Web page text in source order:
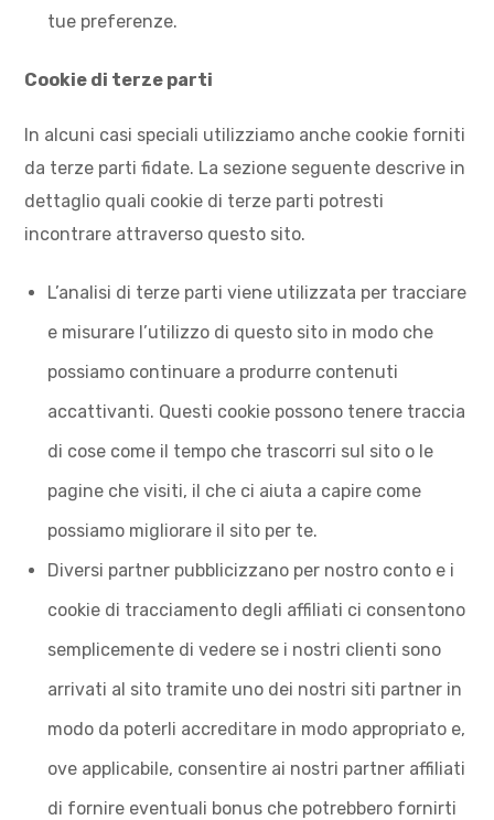
tue preferenze.
Cookie di terze parti
In alcuni casi speciali utilizziamo anche cookie forniti
da terze parti fidate. La sezione seguente descrive in
dettaglio quali cookie di terze parti potresti
incontrare attraverso questo sito.
L’analisi di terze parti viene utilizzata per tracciare
e misurare l’utilizzo di questo sito in modo che
possiamo continuare a produrre contenuti
accattivanti. Questi cookie possono tenere traccia
di cose come il tempo che trascorri sul sito o le
pagine che visiti, il che ci aiuta a capire come
possiamo migliorare il sito per te.
Diversi partner pubblicizzano per nostro conto e i
cookie di tracciamento degli affiliati ci consentono
semplicemente di vedere se i nostri clienti sono
arrivati ​​al sito tramite uno dei nostri siti partner in
modo da poterli accreditare in modo appropriato e,
ove applicabile, consentire ai nostri partner affiliati
di fornire eventuali bonus che potrebbero fornirti